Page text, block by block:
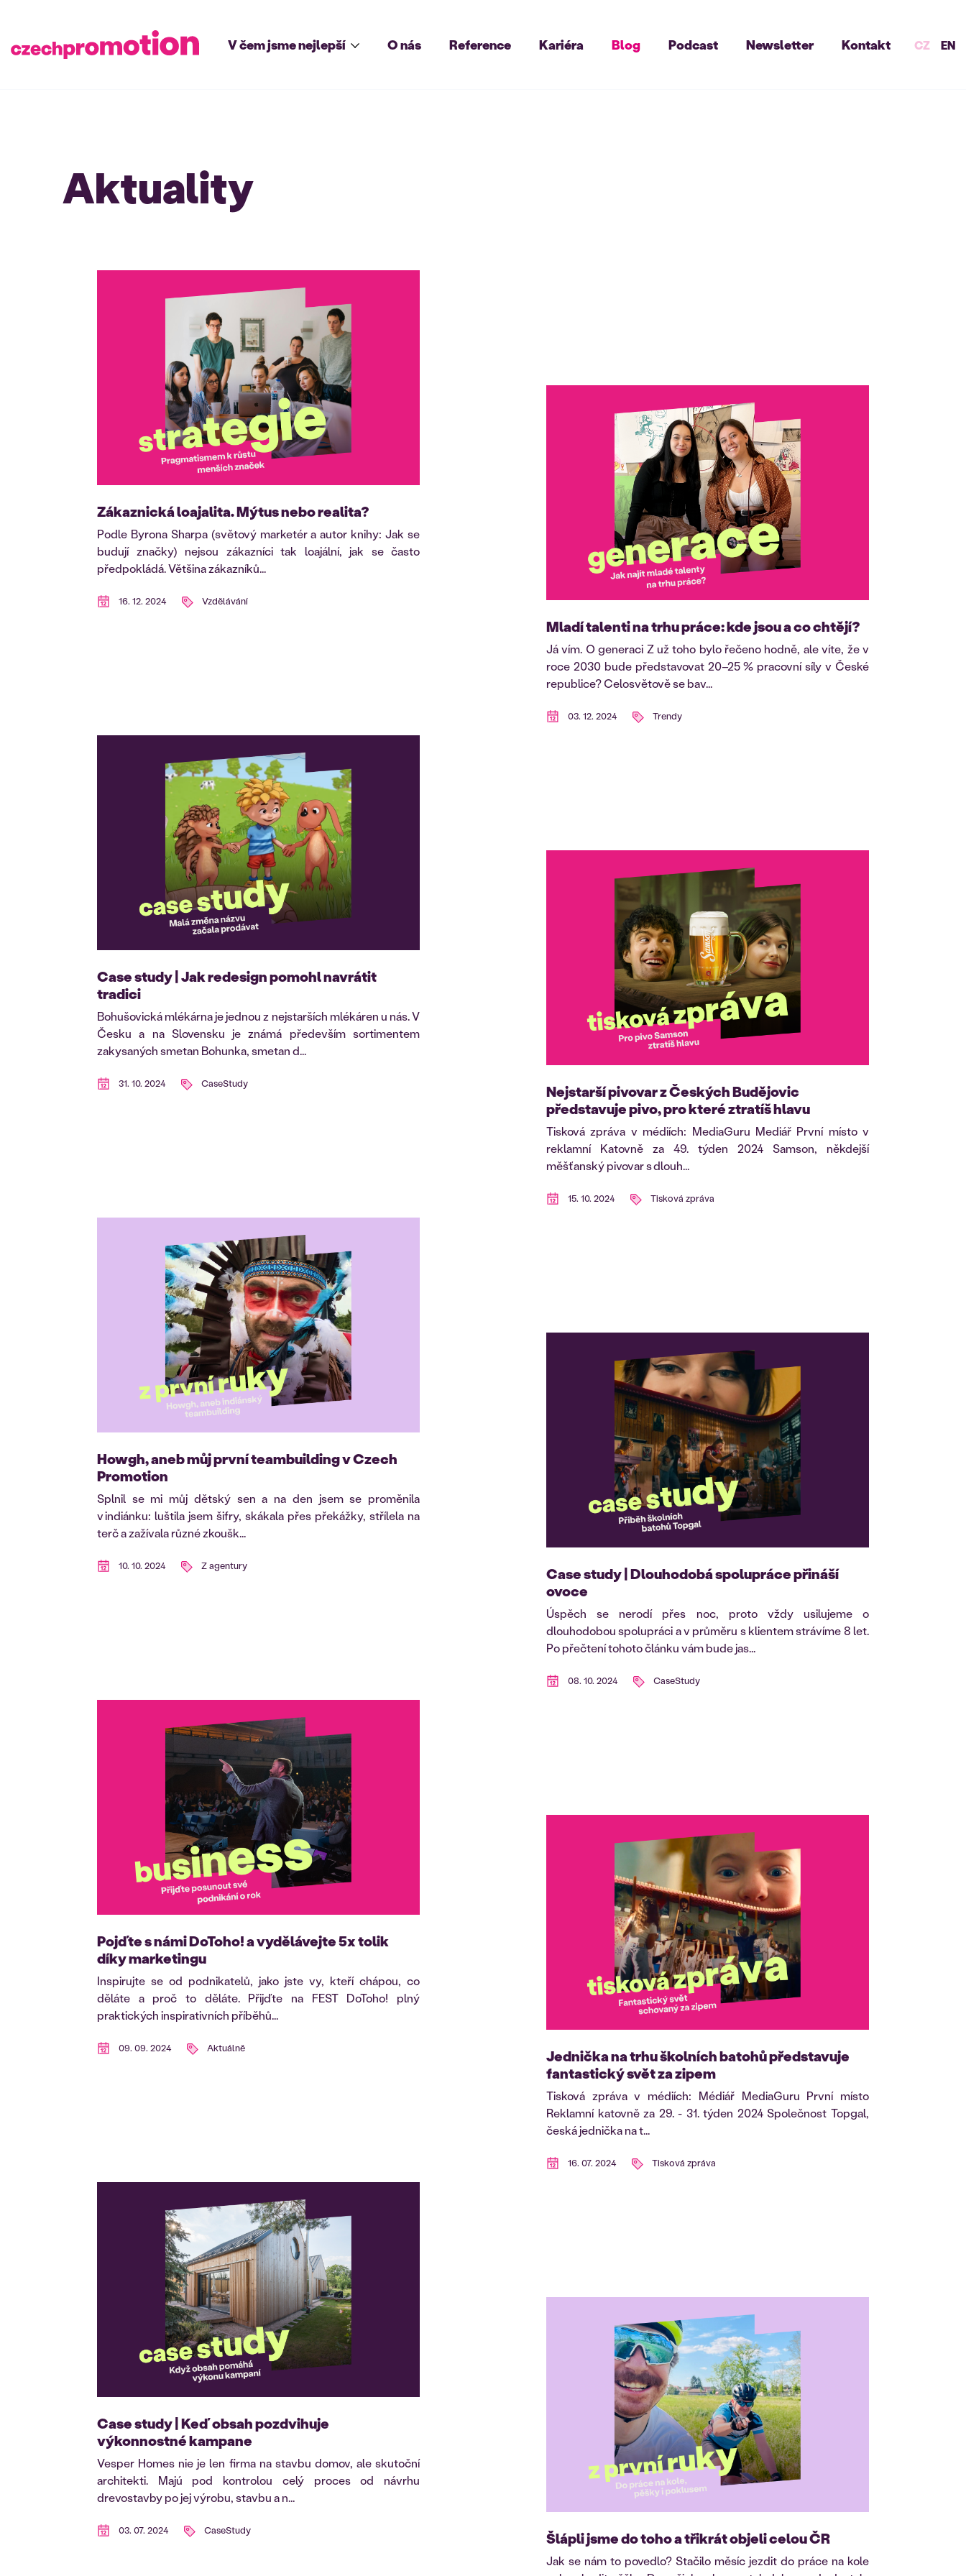
V čem jsme nejlepší O nás Reference Kariéra Blog Podcast Newsletter Kontakt CZ EN
Aktuality
Zákaznická loajalita. Mýtus nebo realita?
Podle Byrona Sharpa (světový marketér a autor knihy: Jak se
budují značky) nejsou zákazníci tak loajální, jak se často
předpokládá. Většina zákazníků...
16. 12. 2024 Vzdělávání
Mladí talenti na trhu práce: kde jsou a co chtějí?
Já vím. O generaci Z už toho bylo řečeno hodně, ale víte, že v
roce 2030 bude představovat 20–25 % pracovní síly v České
republice? Celosvětově se bav...
03. 12. 2024 Trendy
Case study | Jak redesign pomohl navrátit
tradici
Bohušovická mlékárna je jednou z nejstarších mlékáren u nás. V
Česku a na Slovensku je známá především sortimentem
zakysaných smetan Bohunka, smetan d...
31. 10. 2024 CaseStudy
Nejstarší pivovar z Českých Budějovic
představuje pivo, pro které ztratíš hlavu
Tisková zpráva v médiích: MediaGuru Mediář První místo v
reklamní Katovně za 49. týden 2024 Samson, někdejší
měšťanský pivovar s dlouh...
15. 10. 2024 Tisková zpráva
Howgh, aneb můj první teambuilding v Czech
Promotion
Splnil se mi můj dětský sen a na den jsem se proměnila
v indiánku: luštila jsem šifry, skákala přes překážky, střílela na
terč a zažívala různé zkoušk...
10. 10. 2024 Z agentury
Case study | Dlouhodobá spolupráce přináší
ovoce
Úspěch se nerodí přes noc, proto vždy usilujeme o
dlouhodobou spolupráci a v průměru s klientem strávíme 8 let.
Po přečtení tohoto článku vám bude jas...
08. 10. 2024 CaseStudy
Pojďte s námi DoToho! a vydělávejte 5x tolik
díky marketingu
Inspirujte se od podnikatelů, jako jste vy, kteří chápou, co
děláte a proč to děláte. Přijďte na FEST DoToho! plný
praktických inspirativních příběhů...
09. 09. 2024 Aktuálně
Jednička na trhu školních batohů představuje
fantastický svět za zipem
Tisková zpráva v médiích: Médiář MediaGuru První místo
Reklamní katovně za 29. - 31. týden 2024 Společnost Topgal,
česká jednička na t...
16. 07. 2024 Tisková zpráva
Case study | Keď obsah pozdvihuje
výkonnostné kampane
Vesper Homes nie je len firma na stavbu domov, ale skutoční
architekti. Majú pod kontrolou celý proces od návrhu
drevostavby po jej výrobu, stavbu a n...
03. 07. 2024 CaseStudy Šlápli jsme do toho a třikrát objeli celou ČR
Jak se nám to povedlo? Stačilo měsíc jezdit do práce na kole